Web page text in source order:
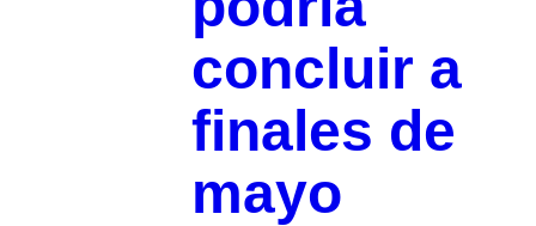
concluir a
finales de
mayo